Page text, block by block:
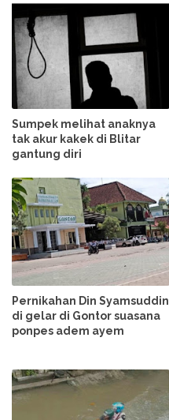
Sumpek melihat anaknya
tak akur kakek di Blitar
gantung diri
Pernikahan Din Syamsuddin
di gelar di Gontor suasana
ponpes adem ayem